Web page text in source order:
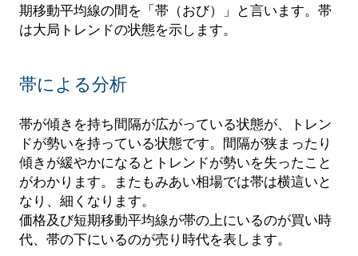
期移動平均線の間を「帯（おび）」と言います。帯
は大局トレンドの状態を示します。
帯による分析
帯が傾きを持ち間隔が広がっている状態が、トレン
ドが勢いを持っている状態です。間隔が狭まったり
傾きが緩やかになるとトレンドが勢いを失ったこと
がわかります。またもみあい相場では帯は横這いと
なり、細くなります。
価格及び短期移動平均線が帯の上にいるのが買い時
代、帯の下にいるのが売り時代を表します。